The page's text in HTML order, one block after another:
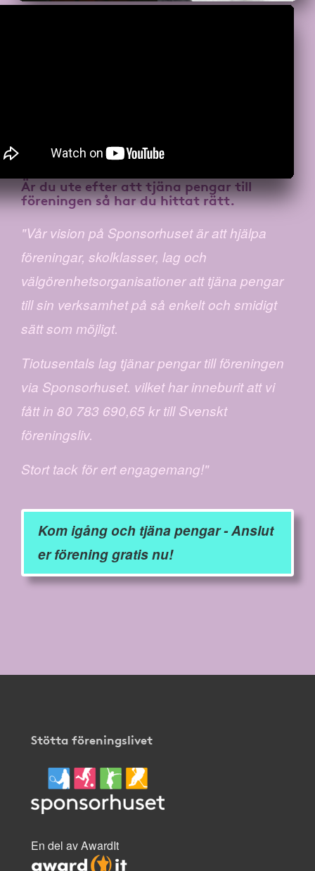
Är du ute efter atttjäna pengar till
föreningenså har du hittat rätt.
"Vår vision på Sponsorhuset är att hjälpa
föreningar, skolklasser, lag och
välgörenhetsorganisationer att tjäna pengar
till sin verksamhet på så enkelt och smidigt
sätt som möjligt.
Tiotusentals lag tjänar pengar till föreningen
via Sponsorhuset. vilket har inneburit att vi
fått in 80 783 690,65 kr till Svenskt
föreningsliv.
Stort tack för ert engagemang!"
Kom igång och tjäna pengar - Anslut
er förening gratis nu!
Stötta föreningslivet
En del av AwardIt